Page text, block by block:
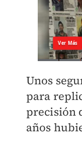
Unos
para
precisión
años